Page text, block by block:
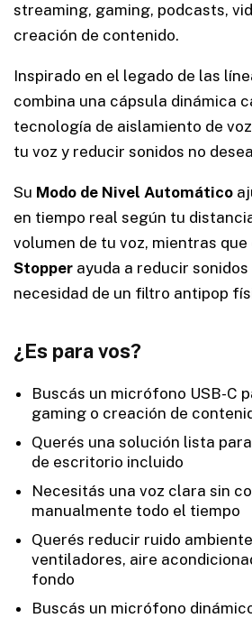
streaming, gaming, podcasts,
creación de contenido.
Inspirado en el legado de las
combina una cápsula dinámica
tecnología de aislamiento de
tu voz y reducir sonidos no
Su Modo de Nivel Automático
en tiempo real según tu
volumen de tu voz, mientras que
Stopper ayuda a reducir
necesidad de un filtro antipop
¿Es para vos?
Buscás un micrófono USB-C
gaming o creación de
Querés una solución lista
de escritorio incluido
Necesitás una voz clara sin
manualmente todo el tiempo
Querés reducir ruido
ventiladores, aire
fondo
Buscás un micrófono